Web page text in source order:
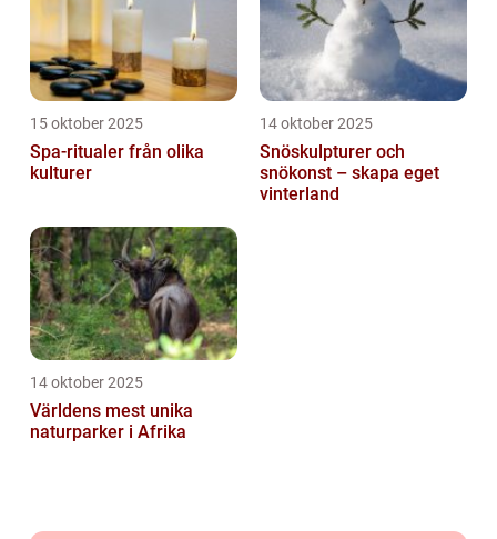
15 oktober 2025
Spa-ritualer från olika
kulturer
14 oktober 2025
Snöskulpturer och
snökonst – skapa eget
vinterland
14 oktober 2025
Världens mest unika
naturparker i Afrika